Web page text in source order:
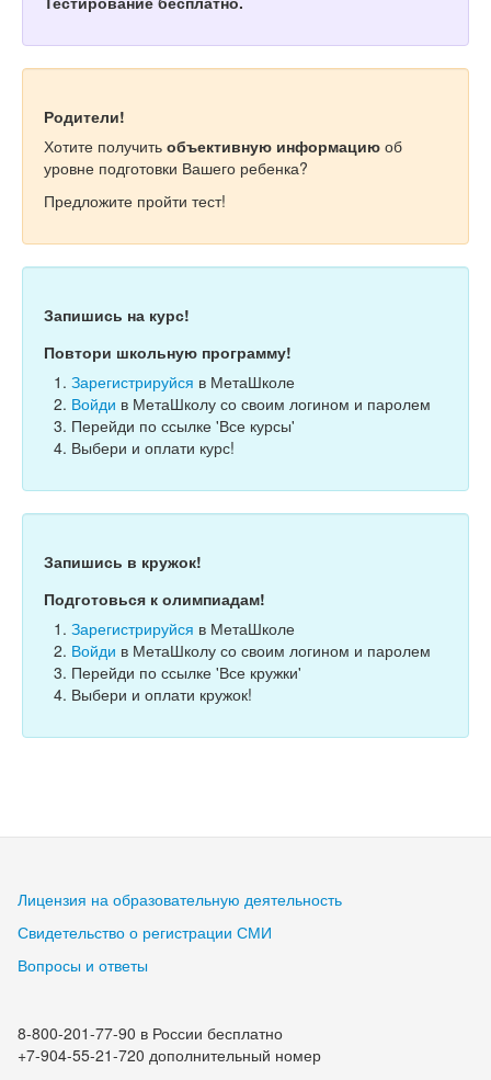
Родители!
Хотите получить объективную информацию об
уровне подготовки Вашего ребенка?
Предложите пройти тест!
Запишись на курс!
Повтори школьную программу!
Зарегистрируйся в МетаШколе
Войди в МетаШколу со своим логином и паролем
Перейди по ссылке 'Все курсы'
Выбери и оплати курс!
Запишись в кружок!
Подготовься к олимпиадам!
Зарегистрируйся в МетаШколе
Войди в МетаШколу со своим логином и паролем
Перейди по ссылке 'Все кружки'
Выбери и оплати кружок!
Лицензия на образовательную деятельность
Свидетельство о регистрации СМИ
Вопросы и ответы
8-800-201-77-90 в России бесплатно
+7-904-55-21-720 дополнительный номер